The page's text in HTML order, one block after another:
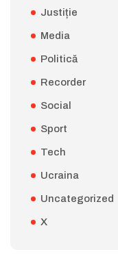
Justiție
Media
Politică
Recorder
Social
Sport
Tech
Ucraina
Uncategorized
X